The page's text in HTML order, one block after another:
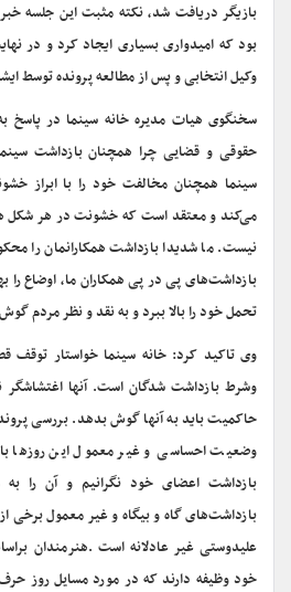
بازیگر دریافت شد، نکته مثبت این جلسه
بود که امیدواری بسیاری ایجاد کرد و در
وکیل انتخابی و پس از مطالعه پرونده توسط
سخنگوی هیات مدیره خانه سینما در پاسخ
حقوقی و قضایی چرا همچنان بازداشت
سینما همچنان مخالفت خود را با ابراز
می‌کند و معتقد است که خشونت در هر شکل
نیست. ما شدیدا بازداشت همکارانمان را
بازداشت‌های پی در پی همکاران ما، اوضاع
تحمل خود را بالا ببرد و به نقد و نظر مردم
وی تاکید کرد: خانه سینما خواستار توقف
وشرط بازداشت شدگان است. آنها اغتشاشگر
حاکمیت باید به آنها گوش بدهد. بررسی
وضعیت احساسی و غیر معمول این روزها
بازداشت اعضای خود نگرانیم و آن را
بازداشت‌های گاه و بیگاه و غیر معمول برخی
علیدوستی غیر عادلانه است .هنرمندان
خود وظیفه دارند که در مورد مسایل روز